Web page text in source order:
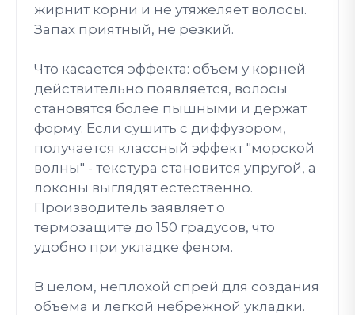
жирнит корни и не утяжеляет волосы.
Запах приятный, не резкий.
Что касается эффекта: объем у корней
действительно появляется, волосы
становятся более пышными и держат
форму. Если сушить с диффузором,
получается классный эффект "морской
волны" - текстура становится упругой, а
локоны выглядят естественно.
Производитель заявляет о
термозащите до 150 градусов, что
удобно при укладке феном.
В целом, неплохой спрей для создания
объема и легкой небрежной укладки.